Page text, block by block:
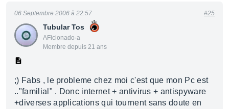
Tubular Tos
AFicionado·a
Membre depuis 21 ans
06 Septembre 2006 à 22:57 #25
;) Fabs , le probleme chez moi c'est que mon Pc est
.."familial" . Donc internet + antivirus + antispyware
+diverses applications qui tournent sans doute en